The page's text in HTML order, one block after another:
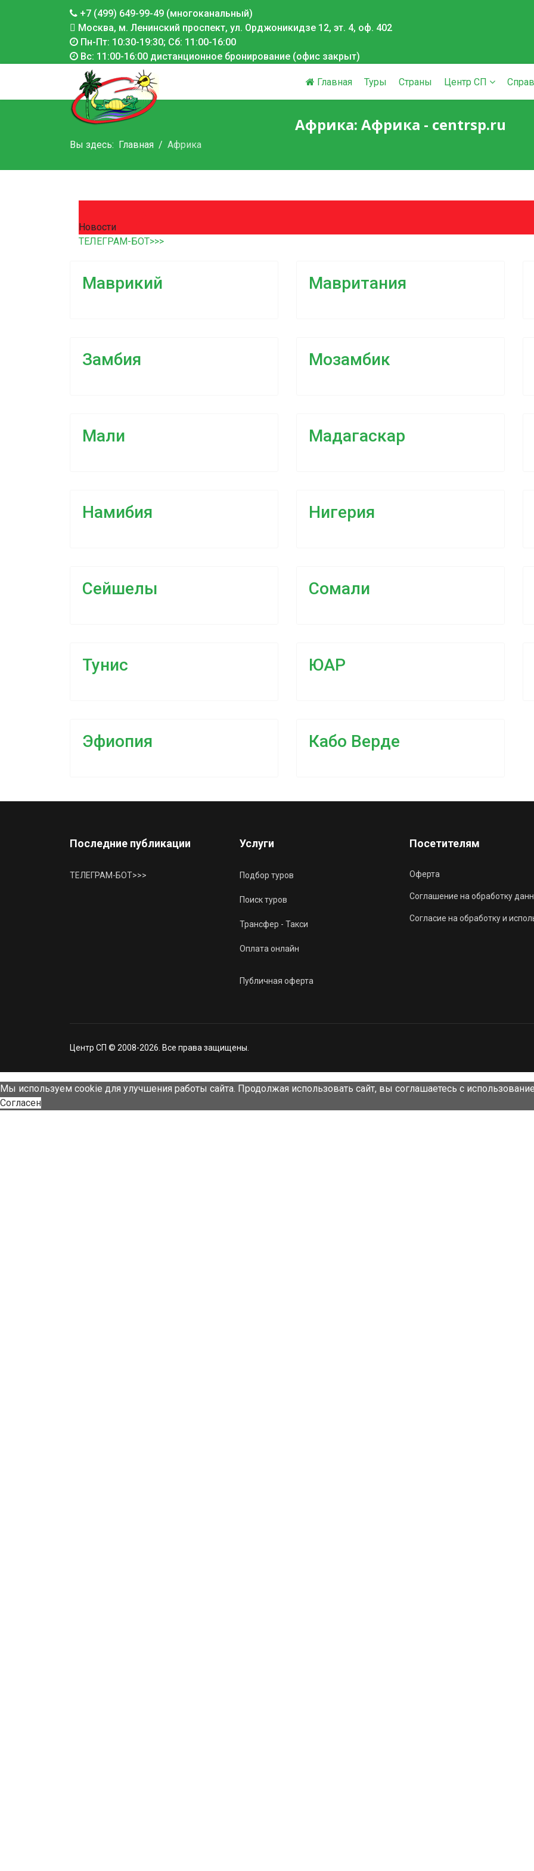
+7 (499) 649-99-49 (многоканальный)
Москва, м. Ленинский проспект, ул. Орджоникидзе 12, эт. 4, оф. 402
Пн-Пт: 10:30-19:30; Сб: 11:00-16:00
Вс: 11:00-16:00 дистанционное бронирование (офис закрыт)
Главная Туры Страны Центр СП
Африка: Африка - centrsp.ru
Вы здесь: Главная Африка
Новости
ТЕЛЕГРАМ-БОТ>>>
Маврикий Мавритания
Замбия Мозамбик
Мали Мадагаскар
Намибия Нигерия
Сейшелы Сомали
Тунис ЮАР
Эфиопия Кабо Верде
Последние публикации
ТЕЛЕГРАМ-БОТ>>>
Услуги
Подбор туров
Поиск туров
Трансфер - Такси
Оплата онлайн
Публичная оферта
Посетителям
Оферта
Соглашение на обработку
Согласие на обработку и
Центр СП © 2008-2026. Все права защищены.
Мы используем cookie для улучшения работы сайта. Продолжая использовать сайт, вы соглашаетесь с
Согласен